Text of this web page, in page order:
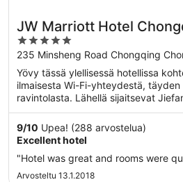
JW Marriott Hotel
5
out
of
5
235 Minsheng Road Chongqing
Yövy tässä ylellisessä hotellissa
ilmaisesta Wi-Fi-yhteydestä,
ravintolasta. Lähellä sijaitsevat
9/10 Upea! (288 arvostelua)
Excellent hotel
"Hotel was great and rooms were
Arvosteltu 13.1.2018